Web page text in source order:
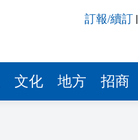
訂報/續訂
文化 地方 招商
20:41
20:39